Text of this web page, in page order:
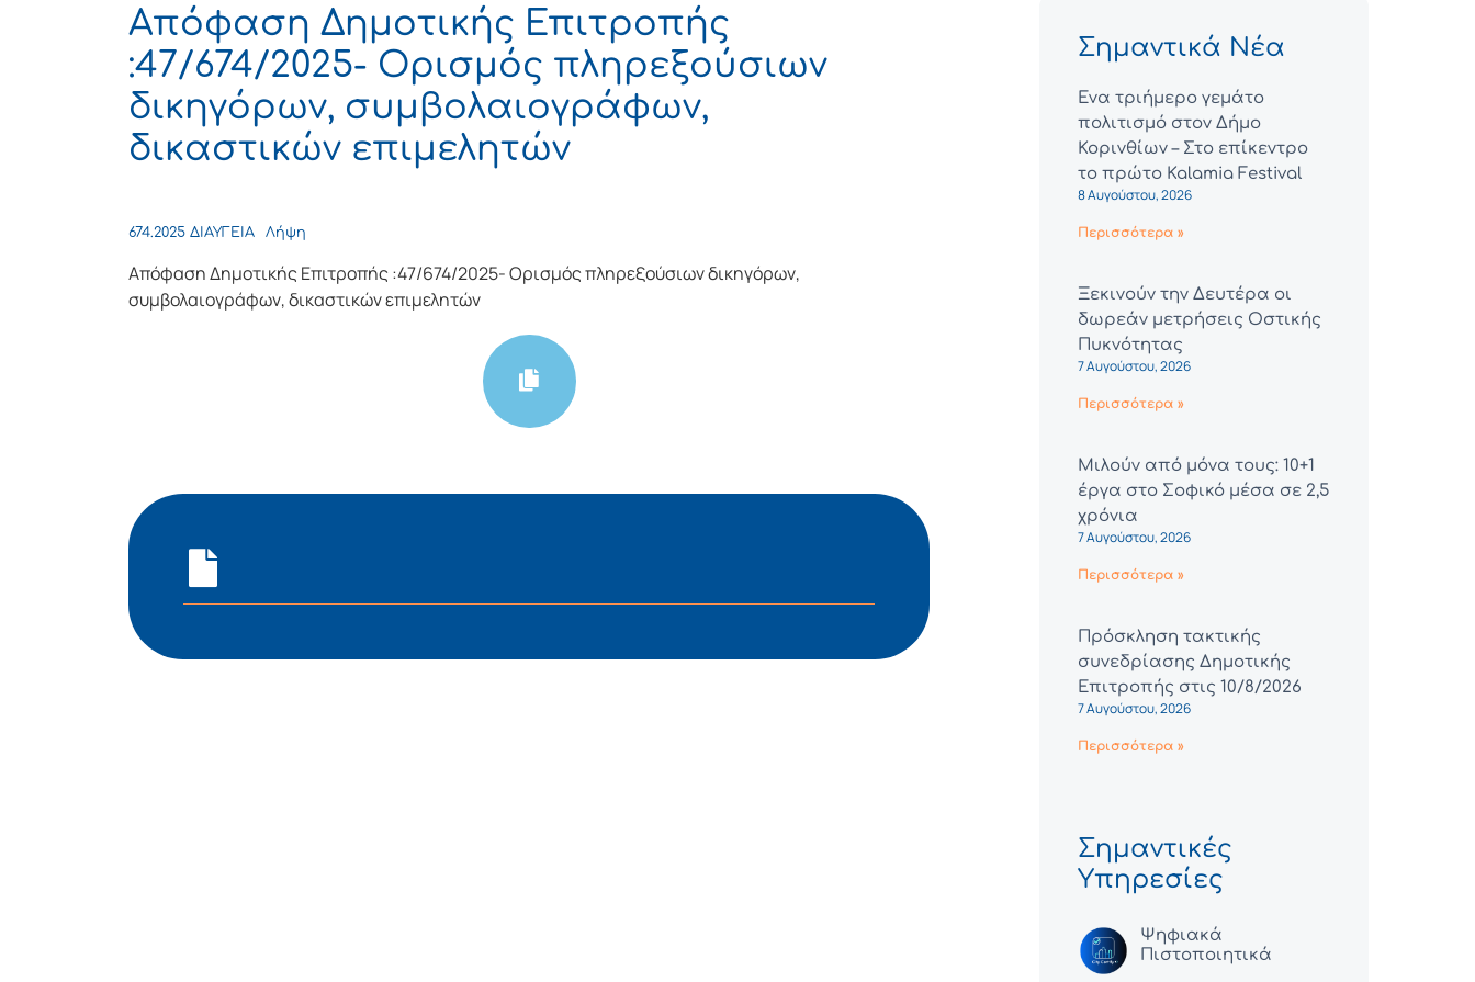
Απόφαση Δημοτικής Επιτροπής
:47/674/2025- Ορισμός πληρεξούσιων
δικηγόρων, συμβολαιογράφων,
δικαστικών επιμελητών
674.2025 ΔΙΑΥΓΕΙΑ Λήψη
Απόφαση Δημοτικής Επιτροπής :47/674/2025- Ορισμός πληρεξούσιων δικηγόρων,
συμβολαιογράφων, δικαστικών επιμελητών
Σημαντικά Νέα
Ένα τριήμερο γεμάτο
πολιτισμό στον Δήμο
Κορινθίων – Στο επίκεντρο
το πρώτο Kalamia Festival
8 Αυγούστου, 2026
Περισσότερα »
Ξεκινούν την Δευτέρα οι
δωρεάν μετρήσεις Οστικής
Πυκνότητας
7 Αυγούστου, 2026
Περισσότερα »
Μιλούν από μόνα τους: 10+1
έργα στο Σοφικό μέσα σε 2,5
χρόνια
7 Αυγούστου, 2026
Περισσότερα »
Πρόσκληση τακτικής
συνεδρίασης Δημοτικής
Επιτροπής στις 10/8/2026
7 Αυγούστου, 2026
Περισσότερα »
Σημαντικές
Υπηρεσίες
Ψηφιακά
Πιστοποιητικά